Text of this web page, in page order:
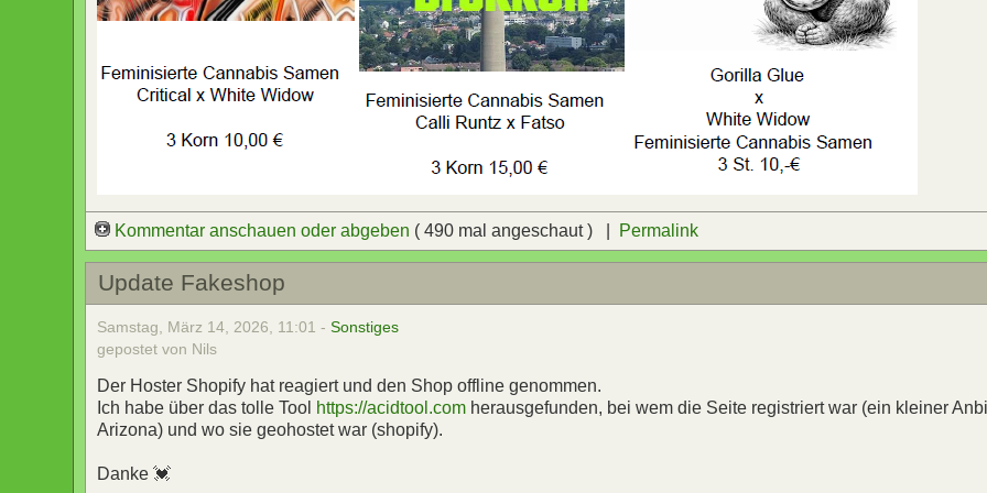
Kommentar anschauen oder abgeben ( 490 mal angeschaut ) | Permalink
Update Fakeshop
Samstag, März 14, 2026, 11:01 -Sonstiges
gepostet von Nils
Der Hoster Shopify hat reagiert und den Shop offline genommen.
Ich habe über das tolle Tool https://acidtool.com herausgefunden, bei wem die Seite registriert war (ein kleiner
Arizona) und wo sie geohostet war (shopify).
Danke 💓